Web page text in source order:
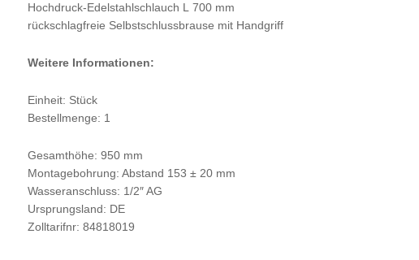
Hochdruck-Edelstahlschlauch L 700 mm
rückschlagfreie Selbstschlussbrause mit Handgriff
Weitere Informationen:
Einheit: Stück
Bestellmenge: 1
Gesamthöhe: 950 mm
Montagebohrung: Abstand 153 ± 20 mm
Wasseranschluss: 1/2″ AG
Ursprungsland: DE
Zolltarifnr: 84818019